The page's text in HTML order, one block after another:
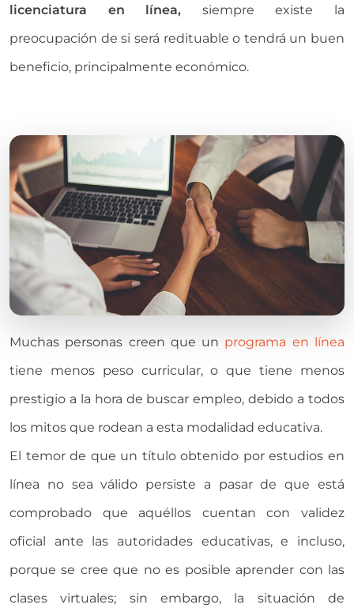
licenciatura en línea, siempre existe la
preocupación de si será redituable o tendrá un buen
beneficio, principalmente económico.
Muchas personas creen que un programa en línea
tiene menos peso curricular, o que tiene menos
prestigio a la hora de buscar empleo, debido a todos
los mitos que rodean a esta modalidad educativa.
El temor de que un título obtenido por estudios en
línea no sea válido persiste a pasar de que está
comprobado que aquéllos cuentan con validez
oficial ante las autoridades educativas, e incluso,
porque se cree que no es posible aprender con las
clases virtuales; sin embargo, la situación de